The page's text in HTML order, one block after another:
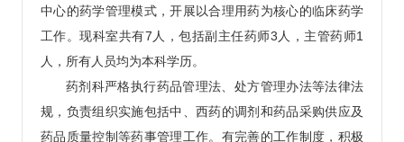
中心的药学管理模式，开展以合理用药为核心的临床药学
工作。现科室共有7人，包括副主任药师3人，主管药师1
人，所有人员均为本科学历。
药剂科严格执行药品管理法、处方管理办法等法律法
规，负责组织实施包括中、西药的调剂和药品采购供应及
药品质量控制等药事管理工作。有完善的工作制度，积极